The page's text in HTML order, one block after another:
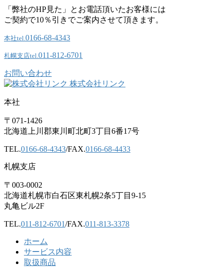
「弊社のHP見た」とお電話頂いたお客様には
ご契約で10％引きでご案内させて頂きます。
本社tel. 0166-68-4343
札幌支店tel. 011-812-6701
お問い合わせ
株式会社リンク
本社
〒071-1426
北海道上川郡東川町北町3丁目6番17号
TEL.0166-68-4343/FAX.0166-68-4433
札幌支店
〒003-0002
北海道札幌市白石区東札幌2条5丁目9-15
丸亀ビル2F
TEL.011-812-6701/FAX.011-813-3378
ホーム
サービス内容
取扱商品